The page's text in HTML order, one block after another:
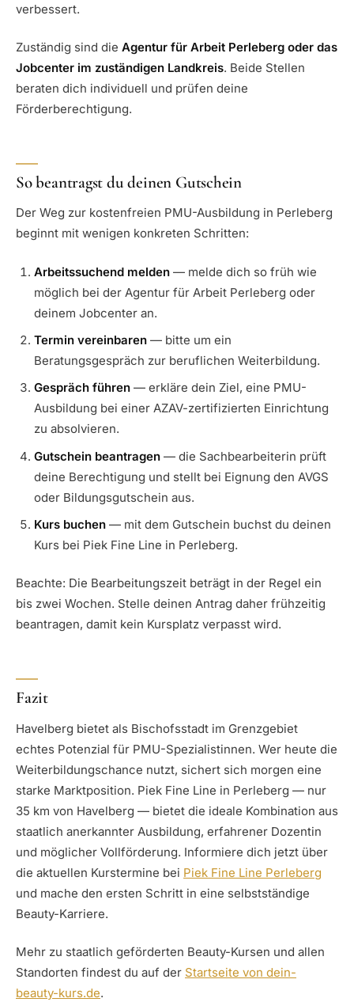
verbessert.
Zuständig sind die Agentur für Arbeit Perleberg oder das
Jobcenter im zuständigen Landkreis. Beide Stellen
beraten dich individuell und prüfen deine
Förderberechtigung.
So beantragst du deinen Gutschein
Der Weg zur kostenfreien PMU-Ausbildung in Perleberg
beginnt mit wenigen konkreten Schritten:
Arbeitssuchend melden— melde dich so früh wie
möglich bei der Agentur für Arbeit Perleberg oder
deinem Jobcenter an.
Termin vereinbaren— bitte um ein
Beratungsgespräch zur beruflichen Weiterbildung.
Gespräch führen— erkläre dein Ziel, eine PMU-
Ausbildung bei einer AZAV-zertifizierten Einrichtung
zu absolvieren.
Gutschein beantragen— die Sachbearbeiterin prüft
deine Berechtigung und stellt bei Eignung den AVGS
oder Bildungsgutschein aus.
Kurs buchen— mit dem Gutschein buchst du deinen
Kurs bei Piek Fine Line in Perleberg.
Beachte: Die Bearbeitungszeit beträgt in der Regel ein
bis zwei Wochen. Stelle deinen Antrag daher frühzeitig
beantragen, damit kein Kursplatz verpasst wird.
Fazit
Havelberg bietet als Bischofsstadt im Grenzgebiet
echtes Potenzial für PMU-Spezialistinnen. Wer heute die
Weiterbildungschance nutzt, sichert sich morgen eine
starke Marktposition. Piek Fine Line in Perleberg — nur
35 km von Havelberg — bietet die ideale Kombination aus
staatlich anerkannter Ausbildung, erfahrener Dozentin
und möglicher Vollförderung. Informiere dich jetzt über
die aktuellen Kurstermine bei Piek Fine Line Perleberg
und mache den ersten Schritt in eine selbstständige
Beauty-Karriere.
Mehr zu staatlich geförderten Beauty-Kursen und allen
Standorten findest du auf der Startseite von dein-
beauty-kurs.de.